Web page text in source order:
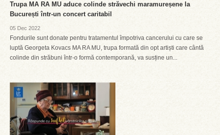
Trupa MA RA MU aduce colinde străvechi maramureșene la
București într-un concert caritabil
05 Dec 2022
Fondurile sunt donate pentru tratamentul împotriva cancerului cu care se
luptă Georgeta Kovacs MA RA MU, trupa formată din opt artiști care cântă
colinde din străbuni într-o formă contemporană, va susține un...